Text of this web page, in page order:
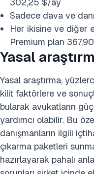
Sadece dava ve
Her ikisine ve diğer
Premium plan
Yasal
Yasal araştırma,
kilit faktörlere ve
bularak avukatların
yardımcı olabilir. Bu
danışmanların ilgili
çıkarma paketleri
hazırlayarak pahalı